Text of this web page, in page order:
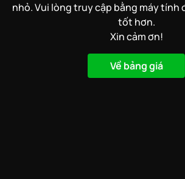
nhỏ. Vui lòng truy cập bằng máy tính
tốt hơn.
Xin cảm ơn!
Về bảng giá